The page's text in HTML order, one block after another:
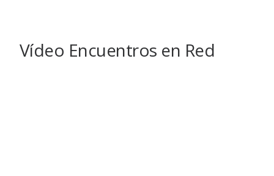
Vídeo Encuentros en Red